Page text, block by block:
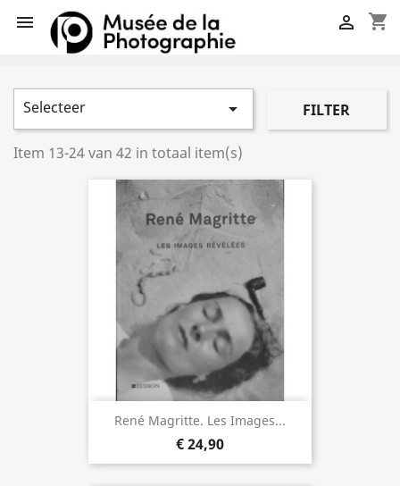
 shopping_cart

Selecteer  FILTER
Item 13-24 van 42 in totaal item(s)
René Magritte. Les Images...
€ 24,90